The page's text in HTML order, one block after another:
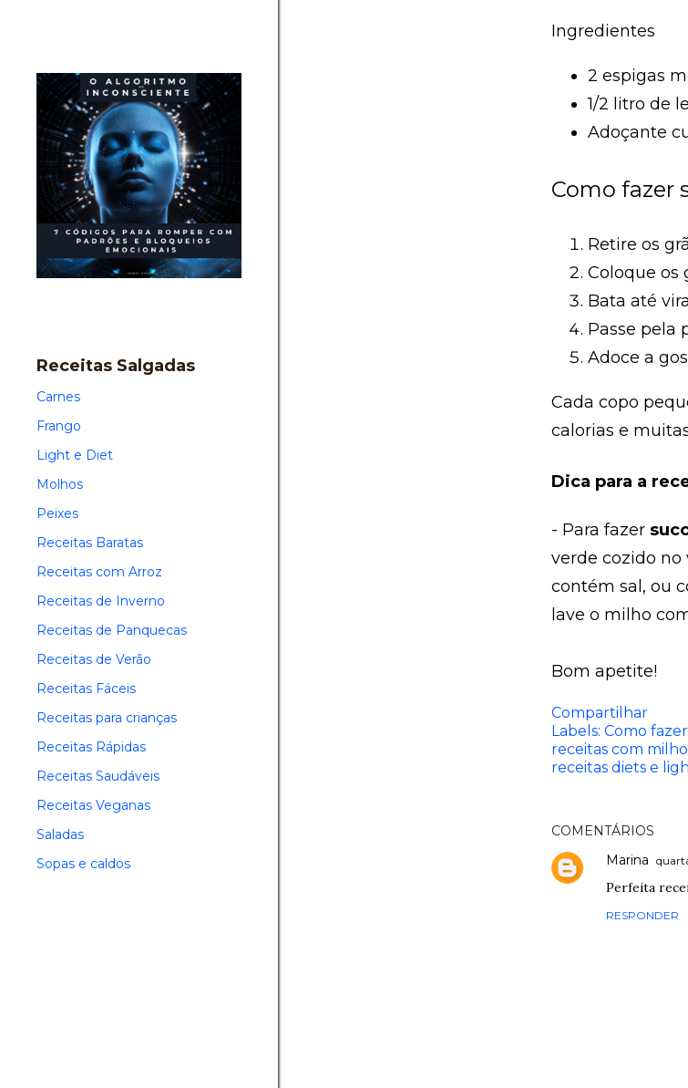
Ingredientes
2 espigas
1/2 litro de
Adoçante
Como fazer
Retire os
Coloque os
Bata até
Passe pela
Adoce a
Cada copo
calorias e
Dica para a
- Para fazer
verde cozido no
contém sal, ou
lave o milho
Bom apetite!
Compartilhar
Labels: Como
receitas com milho
receitas diets e
COMENTÁRIOS
Marina
Perfeita
RESPONDER
Receitas Salgadas
Carnes
Frango
Light e Diet
Molhos
Peixes
Receitas Baratas
Receitas com Arroz
Receitas de Inverno
Receitas de Panquecas
Receitas de Verão
Receitas Fáceis
Receitas para crianças
Receitas Rápidas
Receitas Saudáveis
Receitas Veganas
Saladas
Sopas e caldos